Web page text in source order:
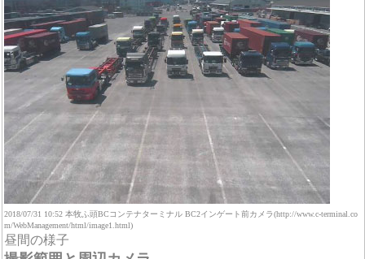
2018/07/31 10:52 本牧ふ頭BCコンテナターミナル BC2インゲート前カメラ(http://www.c-terminal.co
m/WebManagement/html/image1.html)
昼間の様子